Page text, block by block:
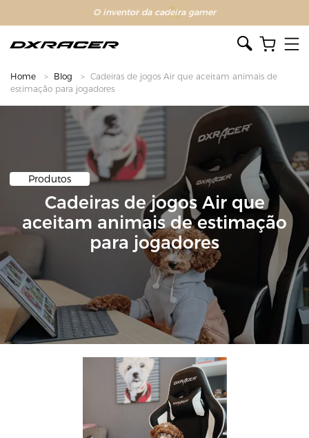
O inventor da cadeira gamer
Home Blog
Cadeiras de jogos Air que aceitam animais de
estimação para jogadores
Produtos
Cadeiras de jogos Air que
aceitam animais de estimação
para jogadores